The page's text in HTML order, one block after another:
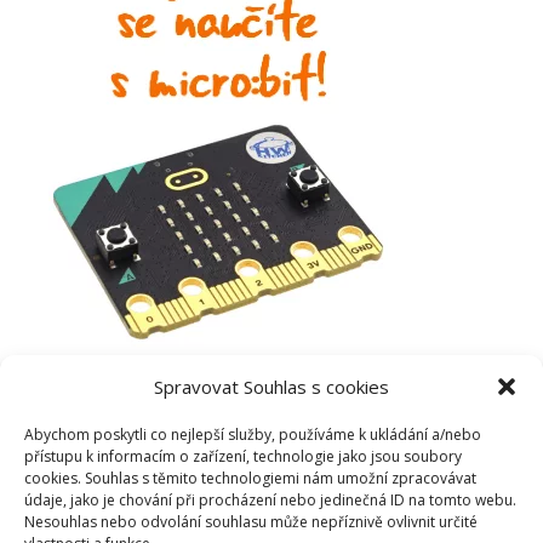
Spravovat Souhlas s cookies
Abychom poskytli co nejlepší služby, používáme k ukládání a/nebo
přístupu k informacím o zařízení, technologie jako jsou soubory
cookies. Souhlas s těmito technologiemi nám umožní zpracovávat
údaje, jako je chování při procházení nebo jedinečná ID na tomto webu.
Nesouhlas nebo odvolání souhlasu může nepříznivě ovlivnit určité